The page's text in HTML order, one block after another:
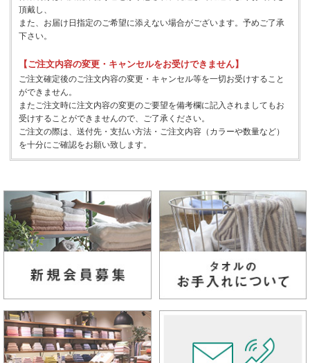
頂戴し、
また、お届け日指定のご希望に添えない場合がございます。予めご了承
下さい。
【ご注文内容の変更・キャンセルをお受けできません】
ご注文確定後のご注文内容の変更・キャンセル等を一切お受けすること
ができません。
またご注文時に注文内容の変更のご要望を備考欄に記入されましてもお
受けすることができませんので、ご了承ください。
ご注文の際は、送付先・支払い方法・ご注文内容（カラーや数量など）
を十分にご確認をお願い致します。